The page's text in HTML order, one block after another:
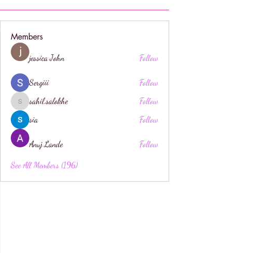
Members
jessica John Follow
Sergiii Follow
sahil.salokhe
sahil.salokhe
Follow
sia
Follow
Anuj Lande Follow
See All Members (196)